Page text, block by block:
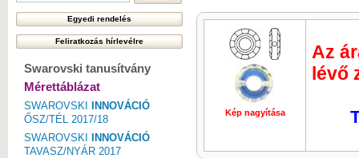
Swarovski tanusítvány
Mérettáblázat
SWAROVSKI
INNOVÁCIÓ
ŐSZ/TÉL 2017/18
SWAROVSKI
INNOVÁCIÓ
TAVASZ/NYÁR 2017
Kép nagyítása Kép
Az
lévő